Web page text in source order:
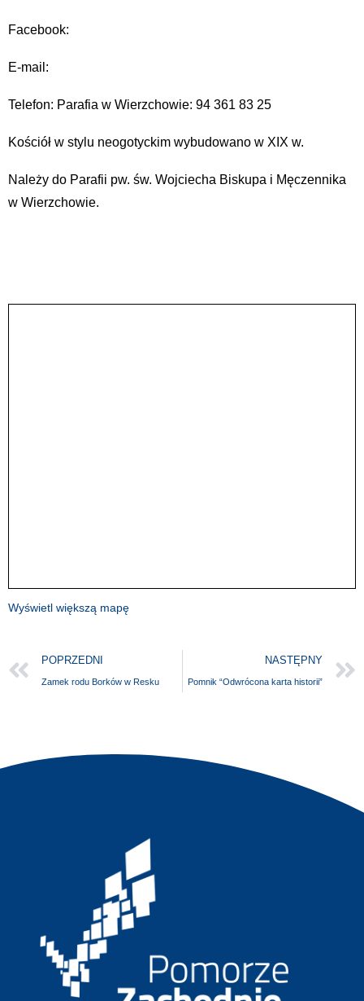
Facebook:
E-mail:
Telefon: Parafia w Wierzchowie: 94 361 83 25
Kościół w stylu neogotyckim wybudowano w XIX w.
Należy do Parafii pw. św. Wojciecha Biskupa i Męczennika
w Wierzchowie.
Wyświetl większą mapę
POPRZEDNI
Zamek rodu Borków w Resku
NASTĘPNY
Pomnik “Odwrócona karta historii”